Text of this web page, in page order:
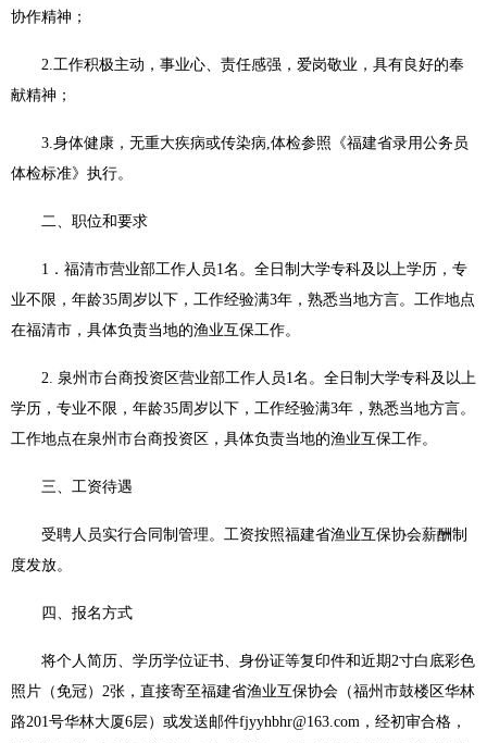
协作精神；
2.工作积极主动，事业心、责任感强，爱岗敬业，具有良好的奉
献精神；
3.身体健康，无重大疾病或传染病,体检参照《福建省录用公务员
体检标准》执行。
二、职位和要求
1．福清市营业部工作人员1名。全日制大学专科及以上学历，专
业不限，年龄35周岁以下，工作经验满3年，熟悉当地方言。工作地点
在福清市 ，具体负责当地的渔业互保工作。
2. 泉州市台商投资区营业部工作人员1名。全日制大学专科及以上
学历，专业不限，年龄35周岁以下，工作经验满3年，熟悉当地方言。
工作地点在泉州市台商投资区 ，具体负责当地的渔业互保工作。
三、工资待遇
受聘人员实行合同制管理。工资按照福建省渔业互保协会薪酬制
度发放。
四、报名方式
将个人简历、学历学位证书、身份证等复印件和近期2寸白底彩色
照片（免冠） 2张，直接寄至福建省渔业互保协会（福州市鼓楼区华林
路201号华林大厦6层）或发送邮件fjyyhbhr@163.com ，经初审合格，